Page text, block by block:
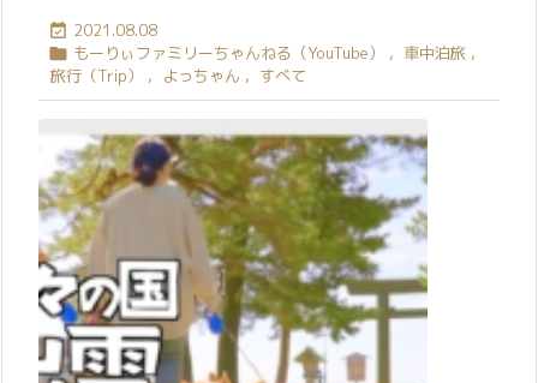
 2021.08.08
 もーりぃファミリーちゃんねる（YouTube） , 車中泊旅 ,
旅行（Trip）
, よっちゃん , すべて